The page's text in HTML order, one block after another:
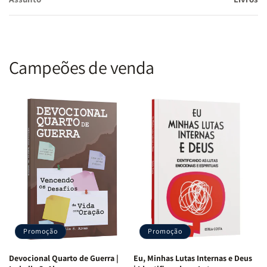
Campeões de venda
Promoção
Devocional Quarto de Guerra |
Promoção
Eu, Minhas Lutas Internas e Deus